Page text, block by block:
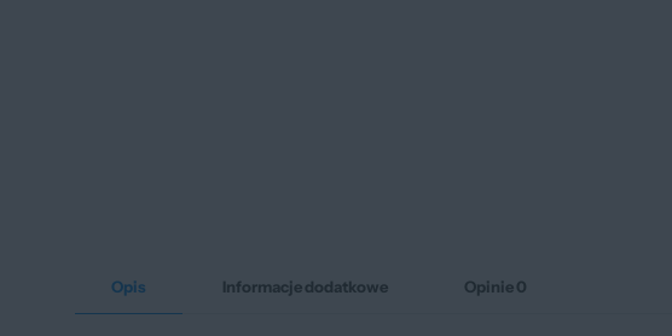
Opis Informacje dodatkowe Opinie0